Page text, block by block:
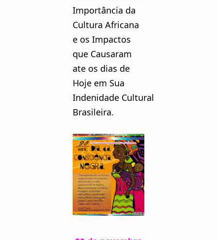
Importância da
Cultura Africana
e os Impactos
que Causaram
ate os dias de
Hoje em Sua
Indenidade Cultural
Brasileira.